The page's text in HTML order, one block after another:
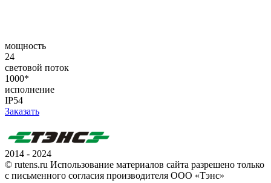
мощность
24
световой поток
1000*
исполнение
IP54
Заказать
2014 - 2024
© rutens.ru Использование материалов сайта разрешено только
с письменного согласия производителя ООО «Тэнс»